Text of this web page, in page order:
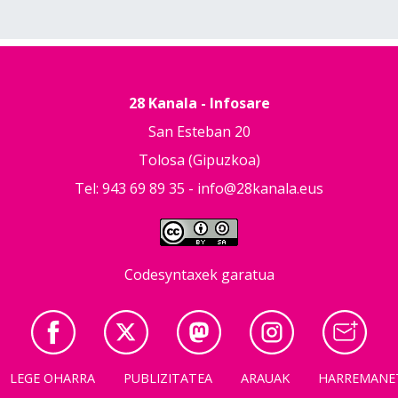
28 Kanala - Infosare
San Esteban 20
Tolosa (Gipuzkoa)
Tel: 943 69 89 35 - info@28kanala.eus
Codesyntaxek garatua
LEGE OHARRA PUBLIZITATEA ARAUAK